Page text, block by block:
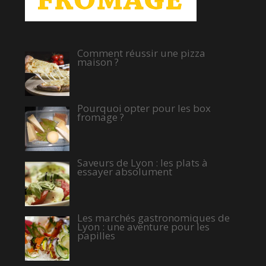
Comment réussir une pizza
maison ?
Pourquoi opter pour les box
fromage ?
Saveurs de Lyon : les plats à
essayer absolument
Les marchés gastronomiques de
Lyon : une aventure pour les
papilles